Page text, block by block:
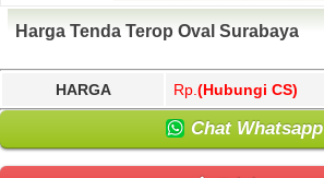
Harga Tenda Terop Oval Surabaya
HARGA Rp. (Hubungi CS)
Chat Whatsapp